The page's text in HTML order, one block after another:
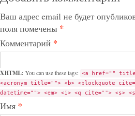
Ваш адрес email не будет
поля помечены *
Комментарий *
XHTML: You can use these tags: <a href=""
<acronym title=""> <b> <blockquote
datetime=""> <em> <i> <q cite=""> <s>
Имя *